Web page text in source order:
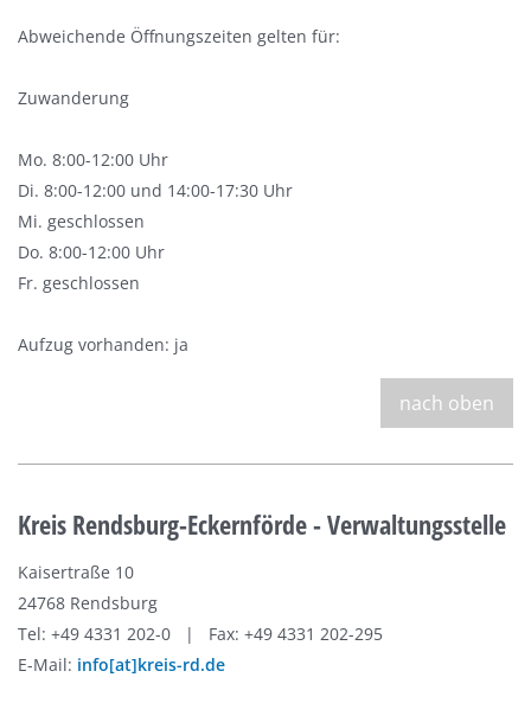
Abweichende Öffnungszeiten gelten für:
Zuwanderung
Mo. 8:00-12:00 Uhr
Di. 8:00-12:00 und 14:00-17:30 Uhr
Mi. geschlossen
Do. 8:00-12:00 Uhr
Fr. geschlossen
Aufzug vorhanden: ja
nach oben
Kreis Rendsburg-Eckernförde - Verwaltungsstelle
Kaisertraße 10
24768 Rendsburg
Tel: +49 4331 202-0 | Fax: +49 4331 202-295
E-Mail: info[at]kreis-rd.de